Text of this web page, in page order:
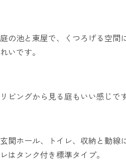
庭の池と東屋で、くつろげる空間
れいです。
リビングから見る庭もいい感じで
玄関ホール、トイレ、収納と動線
レはタンク付き標準タイプ。